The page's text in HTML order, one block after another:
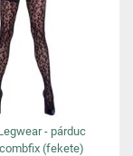
- párduc
(fekete)